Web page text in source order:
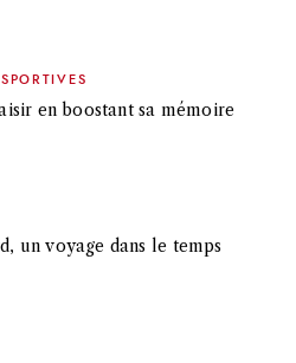
en boostant sa mémoire
un voyage dans le temps